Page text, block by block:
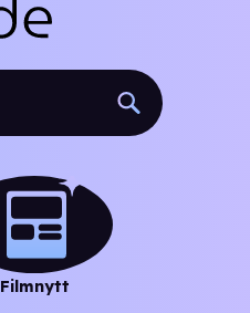
Filmnytt